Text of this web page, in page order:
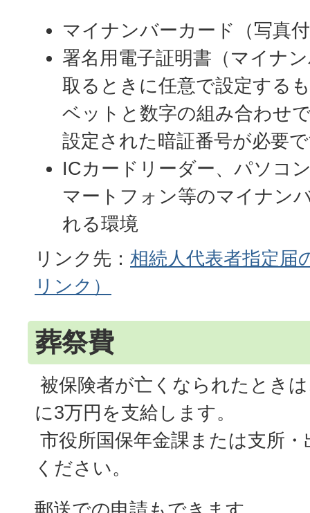
マイナンバーカード（写真
署名用電子証明書（マイナ
取るときに任意で設定する
ベットと数字の組み合わせ
設定された暗証番号が必要
ICカードリーダー、パソコ
マートフォン等のマイナン
れる環境
リンク先： 相続人代表者指定届
リンク）
葬祭費
被保険者が亡くなられたとき
に3万円を支給します。
市役所国保年金課または支所
ください。